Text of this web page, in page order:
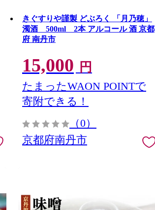
きぐすりや謹製 どぶろく 「月乃穂」
濁酒 500ml 2本 アルコール 酒 京都
府 南丹市
15,000 円
たまったWAON POINTで
寄附できる！
（0）
京都府南丹市